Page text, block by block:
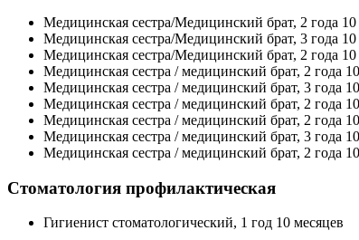
Медицинская сестра/Медицинский брат, 2 года
Медицинская сестра/Медицинский брат, 3 года 10
Медицинская сестра/Медицинский брат, 2 года
Медицинская сестра / медицинский брат, 2 года
Медицинская сестра / медицинский брат, 3 года
Медицинская сестра / медицинский брат, 2 года
Медицинская сестра / медицинский брат, 2 года
Медицинская сестра / медицинский брат, 3 года
Медицинская сестра / медицинский брат, 2 года
Стоматология профилактическая
Гигиенист стоматологический, 1 год 10 месяцев